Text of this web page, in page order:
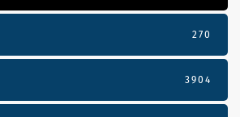
270
3904